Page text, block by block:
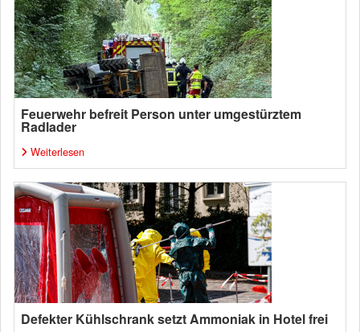
Feuerwehr befreit Person unter umgestürztem
Radlader
Weiterlesen
Defekter Kühlschrank setzt Ammoniak in Hotel frei